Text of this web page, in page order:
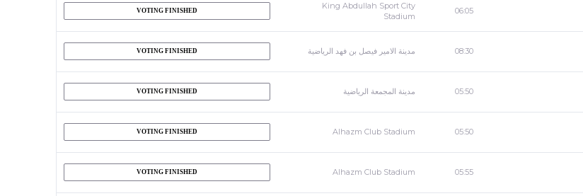
06:05
King Abdullah Sport City
Stadium
VOTING FINISHED
08:30 مدينة الامير فيصل بن فهد الرياضية VOTING FINISHED
05:50 مدينة المجمعة الرياضية VOTING FINISHED
05:50
Alhazm Club Stadium
VOTING FINISHED
05:55
Alhazm Club Stadium
VOTING FINISHED